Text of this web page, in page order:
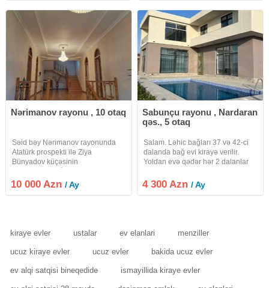
var) 30kv.m
etmek olar.Watcap
Nərimanov rayonu , 10 otaq
Səid bəy Nərimanov rayonunda
Atatürk prospekti ilə Ziya
Bünyadov küçəsinin
Klinikası və Bank of Bakunun
arxasında Atatürk parkına yaxın 8
10 000 Azn/ Ay
Sabunçu rayonu , Nardaran
qəs., 5 otaq
Salam. Ləhic bağları 37 və 42-ci
dalanda bağ evi kirayə verilir.
Yoldan evə qədər hər 2 dalanlar
Breeze" 5 dəq, Landau məktəbə
yaxın, Rahat marketə 2 dəqiqə
4 300 Azn/ Ay
kiraye evler ustalar ev elanlari menziller
ucuz kiraye evler ucuz evler bakida ucuz evler
ev alqi satqisi bineqedide ismayillida kiraye evler